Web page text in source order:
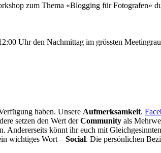
zum Thema «Blogging für Fotografen»
Uhr den Nachmittag im grössten
haben. Unsere Aufmerksamkeit.
setzen den Wert derCommunity als
könnt ihr euch mit
wichtiges Wort – Social. Die persönlichen